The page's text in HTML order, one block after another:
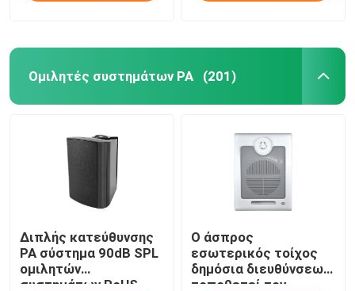
Ομιλητές συστημάτων PA (201)
Διπλής κατεύθυνσης
PA σύστημα 90dB SPL
ομιλητών
συστημάτων RoHS
Ο άσπρος
εσωτερικός τοίχος
δημόσια διευθύνσεων
τοποθετεί τον